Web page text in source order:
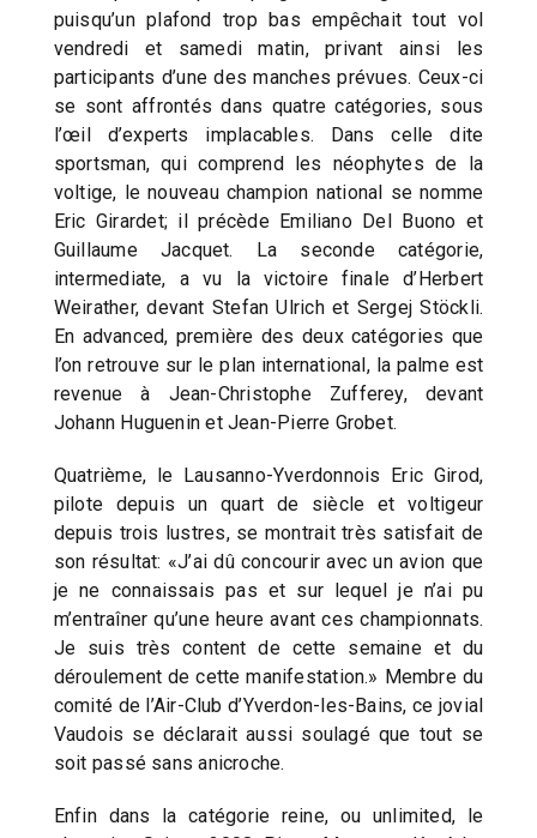
puisqu’un plafond trop bas empêchait tout vol
vendredi et samedi matin, privant ainsi les
participants d’une des manches prévues. Ceux-ci
se sont affrontés dans quatre catégories, sous
l’œil d’experts implacables. Dans celle dite
sportsman, qui comprend les néophytes de la
voltige, le nouveau champion national se nomme
Eric Girardet; il précède Emiliano Del Buono et
Guillaume Jacquet. La seconde catégorie,
intermediate, a vu la victoire finale d’Herbert
Weirather, devant Stefan Ulrich et Sergej Stöckli.
En advanced, première des deux catégories que
l’on retrouve sur le plan international, la palme est
revenue à Jean-Christophe Zufferey, devant
Johann Huguenin et Jean-Pierre Grobet.
Quatrième, le Lausanno-Yverdonnois Eric Girod,
pilote depuis un quart de siècle et voltigeur
depuis trois lustres, se montrait très satisfait de
son résultat: «J’ai dû concourir avec un avion que
je ne connaissais pas et sur lequel je n’ai pu
m’entraîner qu’une heure avant ces championnats.
Je suis très content de cette semaine et du
déroulement de cette manifestation.» Membre du
comité de l’Air-Club d’Yverdon-les-Bains, ce jovial
Vaudois se déclarait aussi soulagé que tout se
soit passé sans anicroche.
Enfin dans la catégorie reine, ou unlimited, le